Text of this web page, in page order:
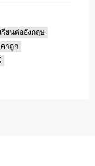
เรียนต่ออังกฤษ
คาถูก